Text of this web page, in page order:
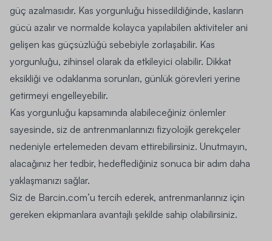
güç azalmasıdır. Kas yorgunluğu hissedildiğinde, kasların
gücü azalır ve normalde kolayca yapılabilen aktiviteler ani
gelişen kas güçsüzlüğü sebebiyle zorlaşabilir. Kas
yorgunluğu, zihinsel olarak da etkileyici olabilir. Dikkat
eksikliği ve odaklanma sorunları, günlük görevleri yerine
getirmeyi engelleyebilir.
Kas yorgunluğu kapsamında alabileceğiniz önlemler
sayesinde, siz de antrenmanlarınızı fizyolojik gerekçeler
nedeniyle ertelemeden devam ettirebilirsiniz. Unutmayın,
alacağınız her tedbir, hedeflediğiniz sonuca bir adım daha
yaklaşmanızı sağlar.
Siz de Barcin.com’u tercih ederek, antrenmanlarınız için
gereken ekipmanlara avantajlı şekilde sahip olabilirsiniz.